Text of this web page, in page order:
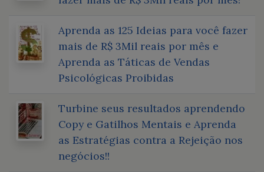
Aprenda as 125 Ideias para você fazer
mais de R$ 3Mil reais por mês e
Aprenda as Táticas de Vendas
Psicológicas Proibidas
Turbine seus resultados aprendendo
Copy e Gatilhos Mentais e Aprenda
as Estratégias contra a Rejeição nos
negócios!!